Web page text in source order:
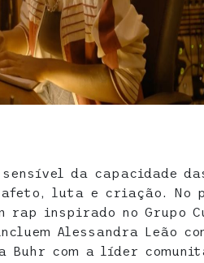
da capacidade
luta e criação. No
inspirado no Grupo
Alessandra Leão
Buhr com a líder